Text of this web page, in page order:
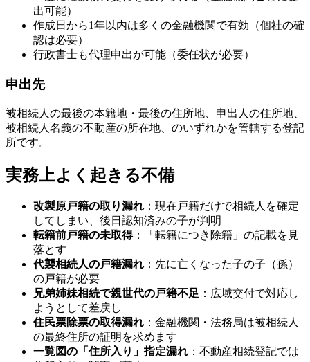
出可能）
作成日から1年以内は多くの金融機関で有効（個社の確
認は必要）
行政書士も代理申出が可能（委任状が必要）
申出先
被相続人の最後の本籍地・最後の住所地、申出人の住所地、
被相続人名義の不動産の所在地、のいずれかを管轄する登記
所です。
実務上よく起きる不備
改製原戸籍の取り漏れ ：現在戸籍だけで相続人を確定
してしまい、後日認知済みの子が判明
転籍前戸籍の未取得：「転籍につき除籍」の記載を見
落とす
代襲相続人の戸籍漏れ ：先に亡くなった子の子（孫）
の戸籍が必要
兄弟姉妹相続で親世代の戸籍不足 ：広域交付で対応し
ようとして差戻し
住民票除票の取得漏れ ：金融機関・法務局は被相続人
の最終住所の証明を求めます
一覧図の「住所入り」指定漏れ ：不動産相続登記では